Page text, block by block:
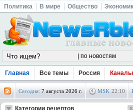
Политика В мире Общество
Главная Все темы Россия Каналы
Сегодня: 7 августа 2026 г. MSK 22:10
Категории рецептов